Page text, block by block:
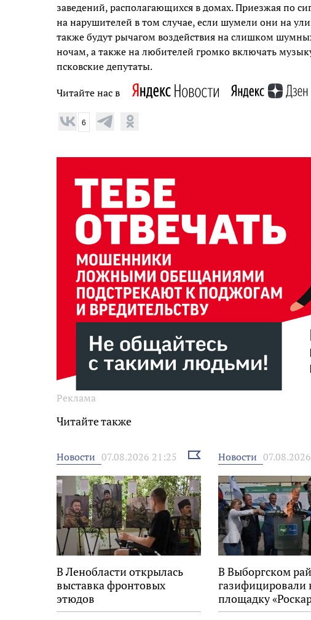
заведений, располагающихся в домах. Приезжая по
на нарушителей в том случае, если шумели они на
также будут рычагом воздействия на слишком
ночам, а также на любителей громко включать
псковские депутаты.
Читайте нас в
6
Реклама
Читайте также
Новости 07.08.2026 21:25
Выбрать
новость
В Ленобласти открылась
выставка фронтовых
этюдов
Новости
В Выборгском
газифицировали
площадку